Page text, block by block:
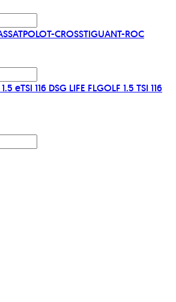
POLOT-CROSSTIGUANT-ROC
eTSI 116 DSG LIFE FLGOLF 1.5 TSI 116